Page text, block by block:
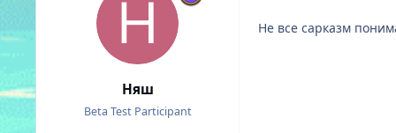
Няш
Beta Test Participant
Не все сарказм